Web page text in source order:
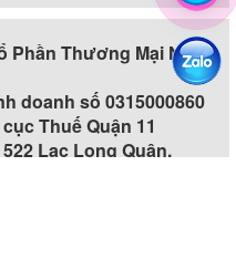
doanh số 0315000860
Thuế Quận 11
Lạc Long Quân,